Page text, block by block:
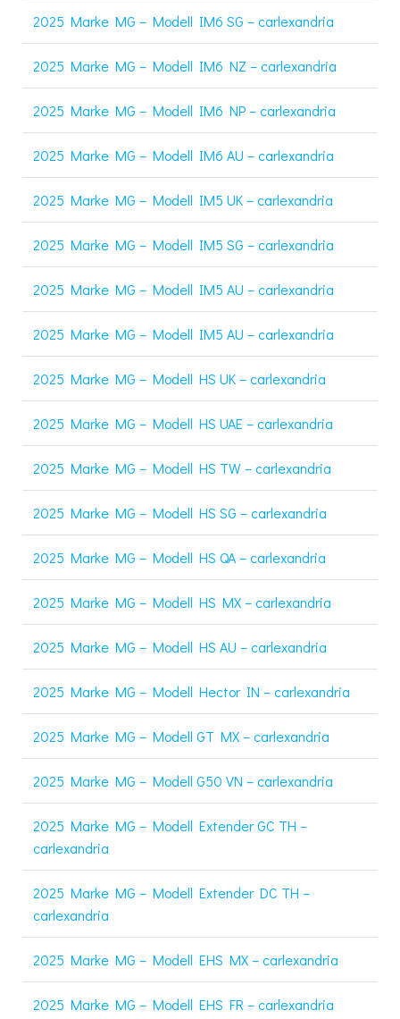
2025 Marke MG – Modell IM6 SG – carlexandria
2025 Marke MG – Modell IM6 NZ – carlexandria
2025 Marke MG – Modell IM6 NP – carlexandria
2025 Marke MG – Modell IM6 AU – carlexandria
2025 Marke MG – Modell IM5 UK – carlexandria
2025 Marke MG – Modell IM5 SG – carlexandria
2025 Marke MG – Modell IM5 AU – carlexandria
2025 Marke MG – Modell IM5 AU – carlexandria
2025 Marke MG – Modell HS UK – carlexandria
2025 Marke MG – Modell HS UAE – carlexandria
2025 Marke MG – Modell HS TW – carlexandria
2025 Marke MG – Modell HS SG – carlexandria
2025 Marke MG – Modell HS QA – carlexandria
2025 Marke MG – Modell HS MX – carlexandria
2025 Marke MG – Modell HS AU – carlexandria
2025 Marke MG – Modell Hector IN – carlexandria
2025 Marke MG – Modell GT MX – carlexandria
2025 Marke MG – Modell G50 VN – carlexandria
2025 Marke MG – Modell Extender GC TH –
carlexandria
2025 Marke MG – Modell Extender DC TH –
carlexandria
2025 Marke MG – Modell EHS MX – carlexandria
2025 Marke MG – Modell EHS FR – carlexandria